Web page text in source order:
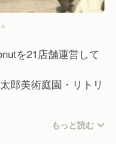
を21店舗運営して
郎美術庭園・リトリ
内をスタートしま
もっと読む